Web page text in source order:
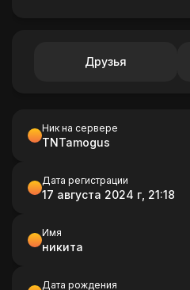
Друзья
Ник на сервере
TNTamogus
Дата регистрации
17 августа 2024 г, 21:18
Имя
никита
Дата рождения